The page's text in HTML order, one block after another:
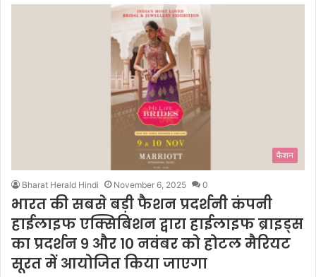
फैशन
Bharat Herald Hindi November 6, 2025 0
भारत की सबसे बड़ी फैशन प्रदर्शनी कंपनी
हाईलाइफ एक्सिबिशन द्वारा हाईलाइफ ब्राइड्स
का प्रदर्शन ९ और १० नवंबर को होटल मैरियट
सूरत में आयोजित किया जाएगा